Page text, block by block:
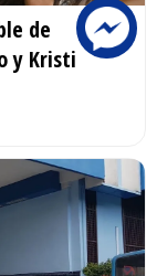
de
y Kristi